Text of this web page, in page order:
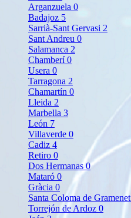
Arganzuela 0
Badajoz 5
Sarrià-Sant Gervasi 2
Sant Andreu 0
Salamanca 2
Chamberí0
Usera 0
Tarragona 2
Chamartín 0
Lleida 2
Marbella 3
León 7
Villaverde 0
Cadiz 4
Retiro 0
Dos Hermanas0
Mataró 0
Gràcia 0
Santa Coloma de Gramenet
Torrejón de Ardoz 0